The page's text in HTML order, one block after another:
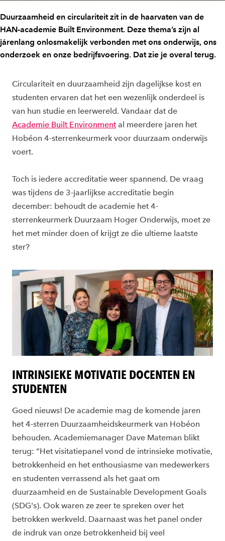
Duurzaamheid en circulariteit zit in de haarvaten van de
HAN-academie Built Environment. Deze thema’s zijn al
járenlang onlosmakelijk verbonden met ons onderwijs, ons
onderzoek en onze bedrijfsvoering. Dat zie je overal terug.
Circulariteit en duurzaamheid zijn dagelijkse kost en
studenten ervaren dat het een wezenlijk onderdeel is
van hun studie en leerwereld. Vandaar dat de
Academie Built Environment al meerdere jaren het
Hobéon 4-sterrenkeurmerk voor duurzaam onderwijs
voert.
Toch is iedere accreditatie weer spannend. De vraag
was tijdens de 3-jaarlijkse accreditatie begin
december: behoudt de academie het 4-
sterrenkeurmerk Duurzaam Hoger Onderwijs, moet ze
het met minder doen of krijgt ze die ultieme laatste
ster?
INTRINSIEKE MOTIVATIE DOCENTEN EN
STUDENTEN
Goed nieuws! De academie mag de komende jaren
het 4-sterren Duurzaamheidskeurmerk van Hobéon
behouden. Academiemanager Dave Mateman blikt
terug: “Het visitatiepanel vond de intrinsieke motivatie,
betrokkenheid en het enthousiasme van medewerkers
en studenten verrassend als het gaat om
duurzaamheid en de Sustainable Development Goals
(SDG's). Ook waren ze zeer te spreken over het
betrokken werkveld. Daarnaast was het panel onder
de indruk van onze betrokkenheid bij veel